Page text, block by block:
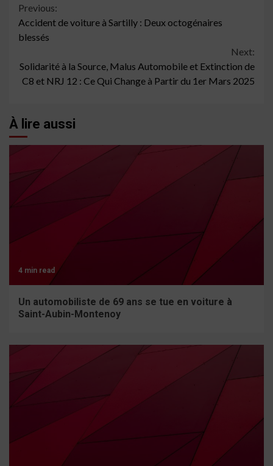
Continue
Reading
Previous:
Accident de voiture à Sartilly : Deux octogénaires
blessés
Next:
Solidarité à la Source, Malus Automobile et Extinction de
C8 et NRJ 12 : Ce Qui Change à Partir du 1er Mars 2025
À lire aussi
4 min read
Un automobiliste de 69 ans se tue en voiture à
Saint-Aubin-Montenoy